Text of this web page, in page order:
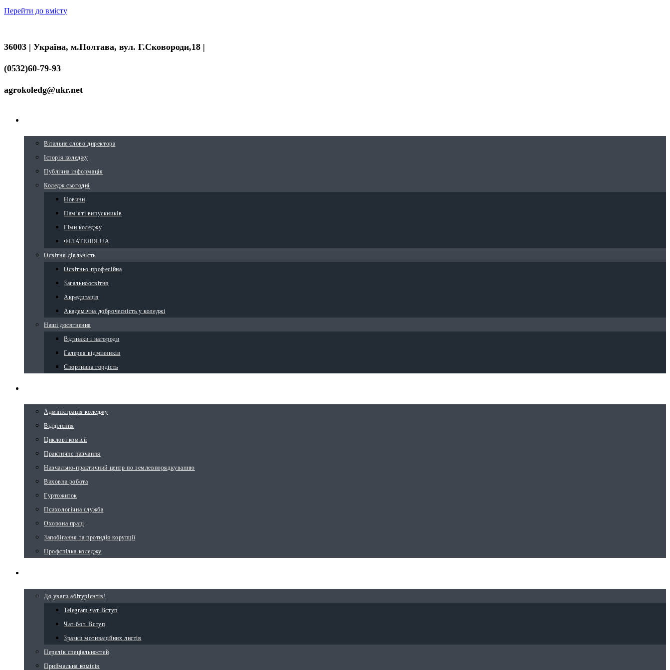
Перейти до вмісту
36003 | Україна, м.Полтава, вул. Г.Сковороди,18 |
(0532)60-79-93
agrokoledg@ukr.net
Вітальне слово директора
Історія коледжу
Публічна інформація
Коледж сьогодні
Новини
Пам’яті випускників
Гімн коледжу
ФІЛАТЕЛІЯ.UA
Освітня діяльність
Освітньо-професійна
Загальноосвітня
Акредитація
Академічна доброчесність у коледжі
Наші досягнення
Відзнаки і нагороди
Галерея відмінників
Спортивна гордість
Адміністрація коледжу
Відділення
Циклові комісії
Практичне навчання
Навчально-практичний центр по землевпорядкуванню
Виховна робота
Гуртожиток
Психологічна служба
Охорона праці
Запобігання та протидія корупції
Профспілка коледжу
До уваги абітурієнтів!
Telegram-чат-Вступ
Чат-бот. Вступ
Зразки мотиваційних листів
Перелік спеціальностей
Приймальна комісія